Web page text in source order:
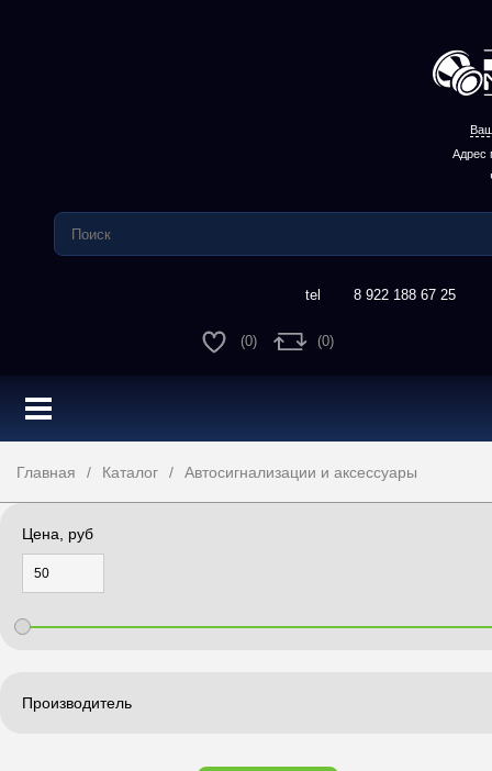
Адрес
8 922 188 67 25
(0) (0)
Главная Каталог Автосигнализации и аксессуары
Цена, руб
Производитель